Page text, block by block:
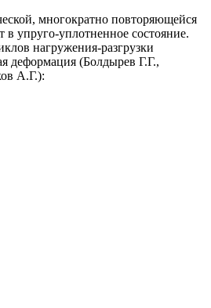
многократно повторяющейся
в упруго-уплотненное состояние.
нагружения-разгрузки
деформация (Болдырев Г.Г.,
А.Г.):